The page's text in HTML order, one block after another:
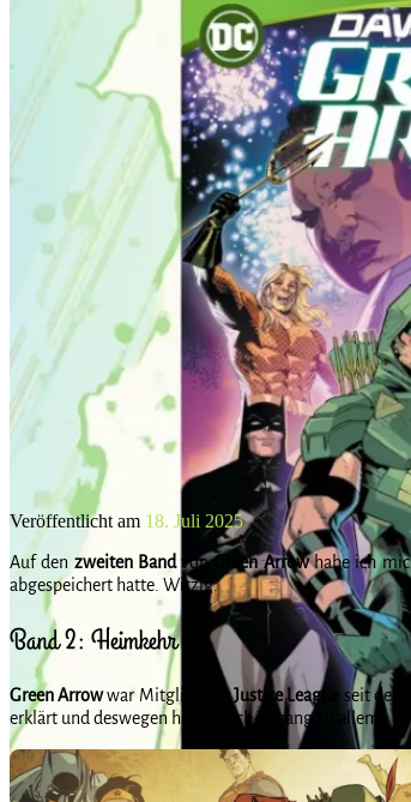
Veröffentlicht am 18. Juli 2025
Auf den zweiten BandvonGreen Arrowhabe ich
abgespeichert hatte. Witzig.
Band 2: Heimkehr
Green Arrowwar Mitglied derJustice League seit den
erklärt und deswegen hat er noch Zugang zu allem.